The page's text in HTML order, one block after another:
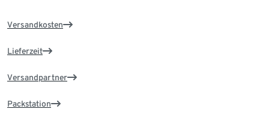
Versandkosten
Lieferzeit
Versandpartner
Packstation